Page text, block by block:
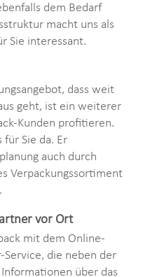
dem Bedarf
macht uns als
Sie interessant.
dass weit
geht, ist ein weiterer
Kunden profitieren.
Sie da. Er
auch durch
Verpackungssortiment
vor Ort
mit dem Online-
die neben der
über das